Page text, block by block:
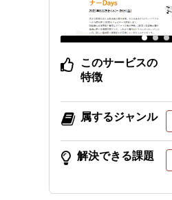
このサービスの
特徴
属するジャンル
解決できる課題